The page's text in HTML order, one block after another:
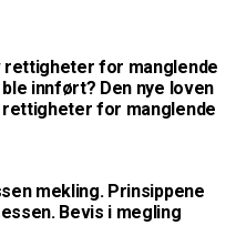
rettigheter for manglende
innført? Den nye loven
for manglende
mekling. Prinsippene
Bevis i megling